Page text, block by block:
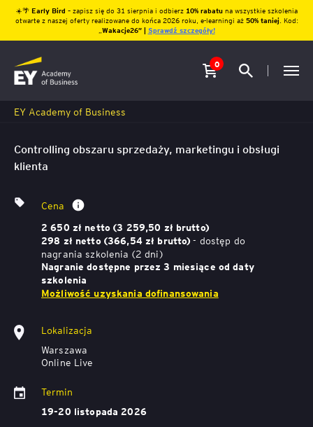
☀️🌴 Early Bird – zapisz się do 31 sierpnia i odbierz10% rabatu na wszystkie szkolenia
otwarte z naszej oferty realizowane do końca 2026 roku, e-learningi aż 50% taniej. Kod:
Wakacje26″ | Sprawdź szczegóły!
0
EY Academy of Business
Controlling obszaru sprzedaży, marketingu i obsługi
klienta
Cena
2 650 zł netto (3 259,50 zł brutto)
298 zł netto (366,54 zł brutto) - dostęp do
nagrania szkolenia (2 dni)
Nagranie dostępne przez 3 miesiące od daty
szkolenia
Możliwość uzyskania dofinansowania
Lokalizacja
Warszawa
Online Live
Termin
19-20 listopada 2026